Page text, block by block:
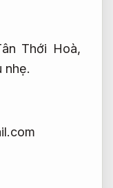
Thới Hoà,
nhẹ.